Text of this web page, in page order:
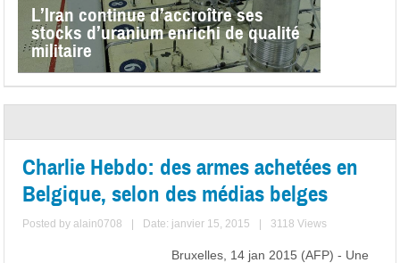
L’Iran continue d’accroître ses
stocks d’uranium enrichi de qualité
militaire
Charlie Hebdo: des armes achetées en
Belgique, selon des médias belges
Posted byalain0708 Date: janvier 15, 2015 3118 Views
Bruxelles, 14 jan 2015 (AFP) - Une